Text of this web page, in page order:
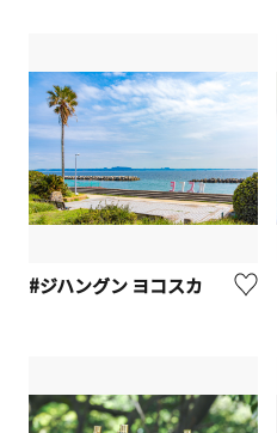
#ジハングン ヨコスカ